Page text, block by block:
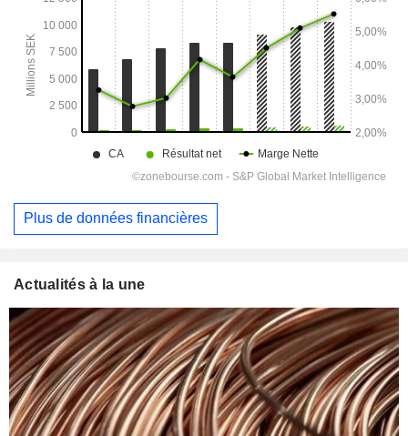
Plus de données financières
Actualités à la une